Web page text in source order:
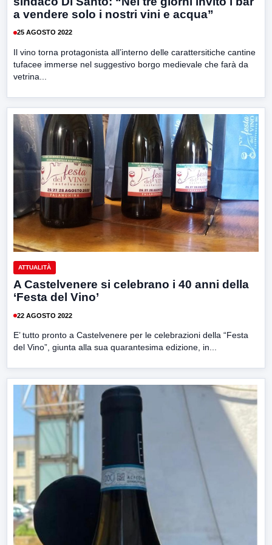
a vendere solo i nostri vini e acqua”
25 AGOSTO 2022
Il vino torna protagonista all’interno delle carattersitiche cantine
tufacee immerse nel suggestivo borgo medievale che farà da
vetrina...
ATTUALITÀ
A Castelvenere si celebrano i 40 anni della
‘Festa del Vino’
22 AGOSTO 2022
E’ tutto pronto a Castelvenere per le celebrazioni della “Festa
del Vino”, giunta alla sua quarantesima edizione, in...